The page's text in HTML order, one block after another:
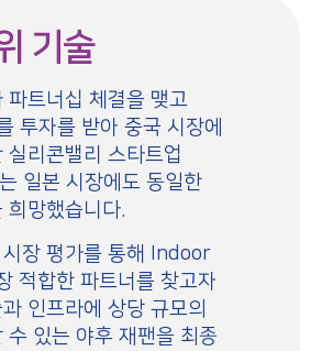
기술
파트너십 체결을 맺고
투자를 받아 중국 시장에
실리콘밸리 스타트업
일본 시장에도 동일한
희망했습니다.
시장 평가를 통해 Indoor
적합한 파트너를 찾고자
인프라에 상당 규모의
수 있는 야후 재팬을 최종